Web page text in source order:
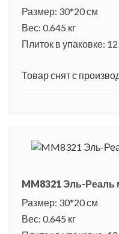
Размер: 30*20 см
Вес: 0.645 кг
Плиток в упаковке:
Товар снят с
MM8321 Эль-Реаль
Размер: 30*20 см
Вес: 0.645 кг